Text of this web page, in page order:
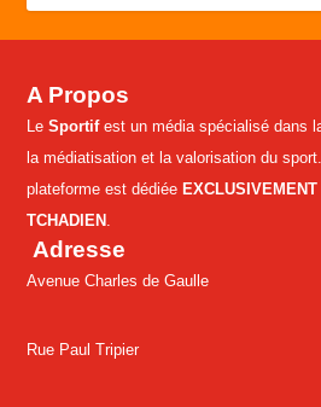
A Propos
LeSportifest un média spécialisé dans
la médiatisation et la valorisation du
plateforme est dédiée
TCHADIEN .
Adresse
Avenue Charles de Gaulle
Rue Paul Tripier